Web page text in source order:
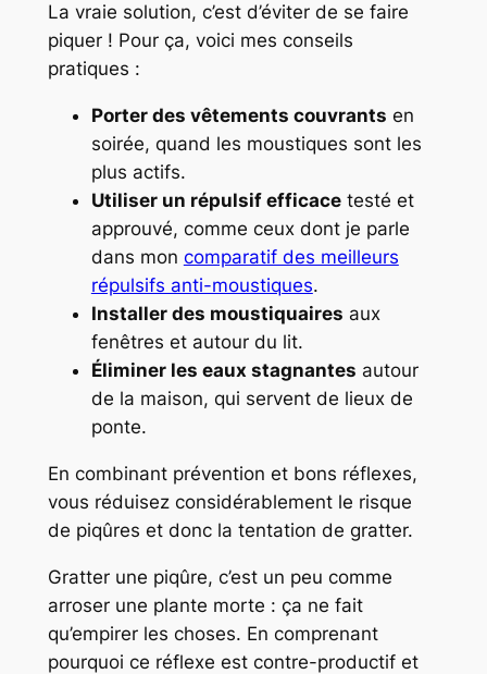
La vraie solution, c’est d’éviter de se faire
piquer ! Pour ça, voici mes conseils
pratiques :
Porter des vêtements couvrants en
soirée, quand les moustiques sont les
plus actifs.
Utiliser un répulsif efficacetesté et
approuvé, comme ceux dont je parle
dans mon comparatif des meilleurs
répulsifs anti-moustiques.
Installer des moustiquaires aux
fenêtres et autour du lit.
Éliminer les eaux stagnantes autour
de la maison, qui servent de lieux de
ponte.
En combinant prévention et bons réflexes,
vous réduisez considérablement le risque
de piqûres et donc la tentation de gratter.
Gratter une piqûre, c’est un peu comme
arroser une plante morte : ça ne fait
qu’empirer les choses. En comprenant
pourquoi ce réflexe est contre-productif et